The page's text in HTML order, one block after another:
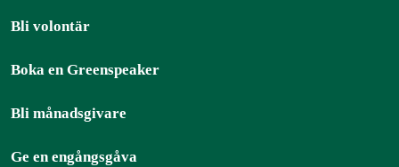
Bli volontär
Boka en Greenspeaker
Bli månadsgivare
Ge en engångsgåva